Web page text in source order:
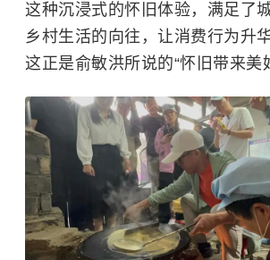
这种沉浸式的怀旧体验，满足了
乡村生活的向往，让消费行为升
这正是俞敏洪所说的“怀旧带来美